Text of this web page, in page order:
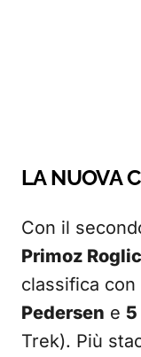
LA NUOVA
Con il
Primoz Roglic
classifica con
Pedersen e 5
Trek). Più